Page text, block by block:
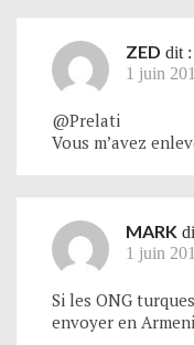
ZED dit :
1 juin
@Prelati
Vous m’avez
MARK
1 juin
Si les ONG
envoyer en